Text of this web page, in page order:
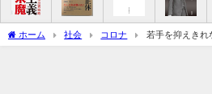
ホーム 社会 コロナ
若手を抑えきれ
は9月7日臨時国会提唱ーパラ終了直後に衆院解散